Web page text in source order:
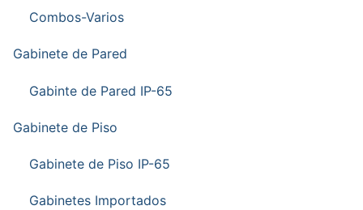
Combos-Varios
Gabinete de Pared
Gabinte de Pared IP-65
Gabinete de Piso
Gabinete de Piso IP-65
Gabinetes Importados